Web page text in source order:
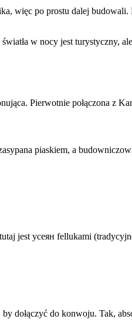
więc po prostu dalej budowali.
w nocy jest turystyczny,
Pierwotnie połączona z
piaskiem, a
jest усеян fellukami
dołączyć do konwoju. Tak,